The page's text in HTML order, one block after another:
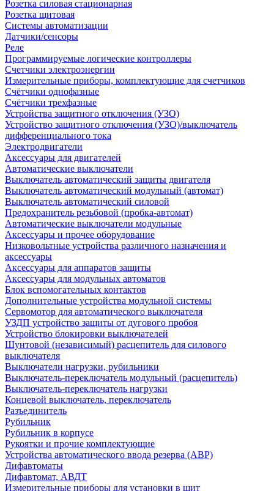
Розетка силовая стационарная
Розетка щитовая
Системы автоматизации
Датчики/сенсоры
Реле
Программируемые логические контроллеры
Счетчики электроэнергии
Измерительные приборы, комплектующие для счетчиков
Счётчики однофазные
Счётчики трехфазные
Устройства защитного отключения (УЗО)
Устройство защитного отключения (УЗО)/выключатель
дифференциального тока
Электродвигатели
Аксессуары для двигателей
Автоматические выключатели
Выключатель автоматический защиты двигателя
Выключатель автоматический модульный (автомат)
Выключатель автоматический силовой
Предохранитель резьбовой (пробка-автомат)
Автоматические выключатели модульные
Аксессуары и прочее оборудование
Низковольтные устройства различного назначения и
аксессуары
Аксессуары для аппаратов защиты
Аксессуары для модульных автоматов
Блок вспомогательных контактов
Дополнительные устройства модульной системы
Сервомотор для автоматического выключателя
УЗДП устройство защиты от дугового пробоя
Устройство блокировки выключателей
Шунтовой (независимый) расцепитель для силового
выключателя
Выключатели нагрузки, рубильники
Выключатель-переключатель модульный (расцепитель)
Выключатель-переключатель нагрузки
Концевой выключатель, переключатель
Разъединитель
Рубильник
Рубильник в корпусе
Рукоятки и прочие комплектующие
Устройства автоматического ввода резерва (АВР)
Дифавтоматы
Дифавтомат, АВДТ
Измерительные приборы для установки в щит